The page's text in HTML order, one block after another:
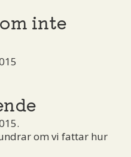
inte
om vi fattar hur